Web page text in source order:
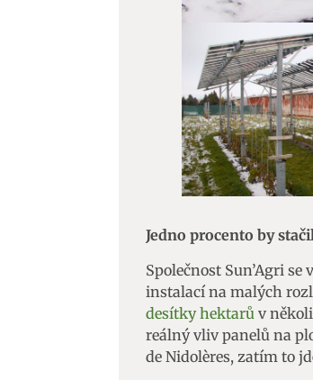
Jedno procento by
Společnost Sun’Agri
instalací na malých
desítky hektarů v
reálný vliv panelů na
de Nidolères, zatím to